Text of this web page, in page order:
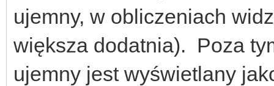
ujemny, w obliczeniach
większa dodatnia). Poza
ujemny jest wyświetlany